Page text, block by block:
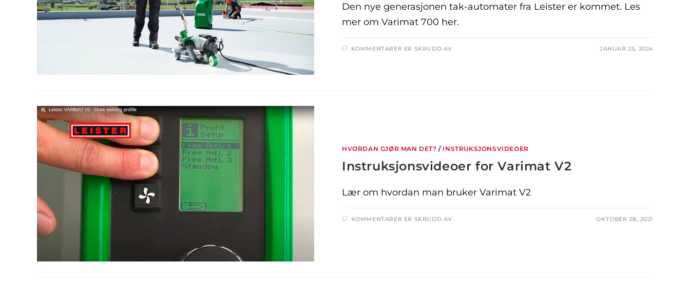
Den nye generasjonen tak-automater fra Leister er kommet. Les
mer om Varimat 700 her.
KOMMENTARER ER SKRUDD AV JANUAR 25, 2024
HVORDAN GJØR MAN DET? / INSTRUKSJONSVIDEOER
Instruksjonsvideoer for Varimat V2
Lær om hvordan man bruker Varimat V2
KOMMENTARER ER SKRUDD AV OKTOBER 28, 2021